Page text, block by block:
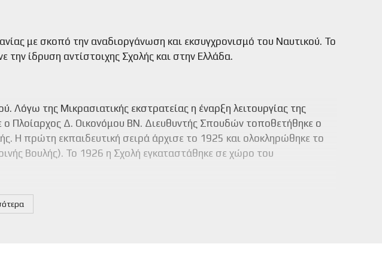
με σκοπό την αναδιοργάνωση και εκσυγχρονισμό του Ναυτικού. Το
ίδρυση αντίστοιχης Σχολής και στην Ελλάδα.
της Μικρασιατικής εκστρατείας η έναρξη λειτουργίας της
Πλοίαρχος Δ. Οικονόμου ΒΝ. Διευθυντής Σπουδών τοποθετήθηκε ο
Η πρώτη εκπαιδευτική σειρά άρχισε το 1925 και ολοκληρώθηκε το
Βουλής). Το 1926 η Σχολή εγκαταστάθηκε σε χώρο του